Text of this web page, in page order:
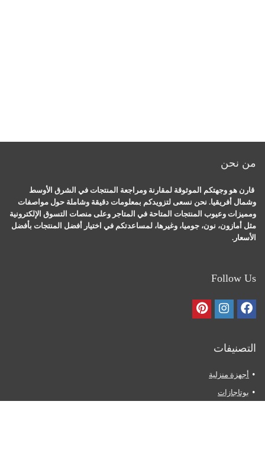
من نحن
قارن هو وجهتكم الموثوقة لمقارنة ومراجعة المنتجات في الشرق الأوسط
وشمال أفريقيا. نحن نسعى لتزويدكم بمعلومات دقيقة وشاملة حول مواصفات
ومميزات وعيوب المنتجات المتاحة في المتاجر وعلى منصات التسوق الإلكترونية
مثل أمازون، نون، جوميا، وغيرها، لمساعدتكم في اختيار أفضل المنتجات بأفضل
الأسعار.
Follow Us
التصنيفات
أجهزة منزلية
بوتاجازات